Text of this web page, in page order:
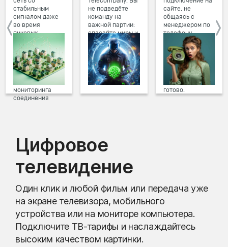
стабильным
сигналом даже
во время
пиковых
нагрузок в
вечернее время.
Мы постоянно
обновляем наше
оборудование в
домах, а система
мониторинга
соединения
не подведёте
команду на
важной партии:
спасайте миры и
побеждайте с
друзьями в
онлайн-играх.
сайте, не
общаясь с
менеджером по
телефону.
Просто в три
клика заполните
форму заявки на
сайте, выберите
дату и время
подключения,
готово.
Цифровое
телевидение
Один клик и любой фильм или передача уже
на экране телевизора, мобильного
устройства или на мониторе компьютера.
Подключите ТВ-тарифы и наслаждайтесь
высоким качеством картинки.